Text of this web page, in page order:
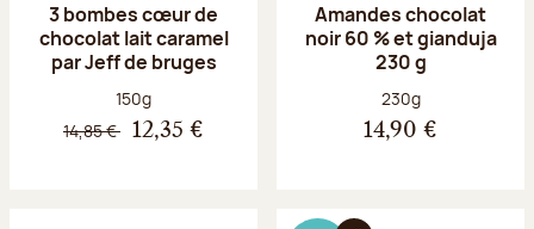
3 bombes cœur de
chocolat lait caramel
par Jeff de bruges
Poids net :
150g
14,85 € 12,35 €
Amandes chocolat
noir 60 % et gianduja
230 g
Poids net :
230g
14,90 €